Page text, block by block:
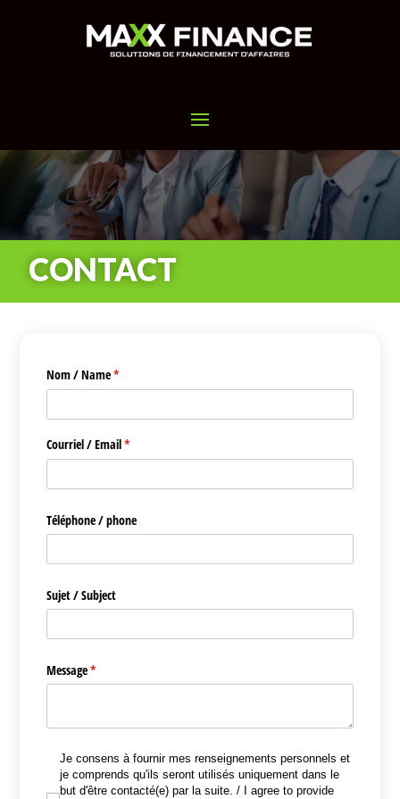
CONTACT
Nom /​ Name*
(requis)
Courriel /​ Email*
(requis)
Téléphone /​ phone
Sujet /​ Subject
Message*
(requis)
Je consens à fournir mes renseignements personnels et je
Je consens à fournir mes renseignements personnels et
je comprends qu'ils seront utilisés uniquement dans le
but d'être contacté(e) par la suite. / I agree to provide